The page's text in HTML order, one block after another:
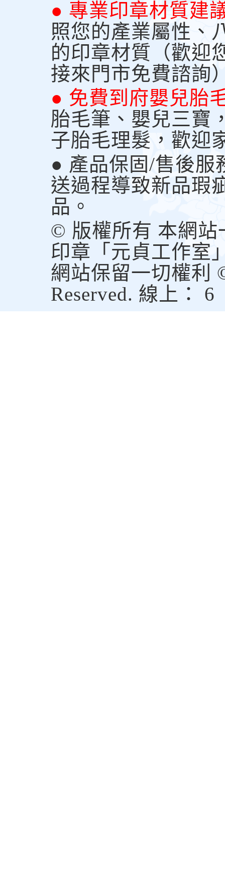
● 專業印章材質建
照您的產業屬性、
的印章材質（歡迎
接來門市免費諮詢
● 免費到府嬰兒胎
胎毛筆、嬰兒三寶
子胎毛理髮，歡迎
● 產品保固/售後服
送過程導致新品瑕
品。
© 版權所有 本網站
印章「元貞工作室
網站保留一切權利
Reserved. 線上： 6